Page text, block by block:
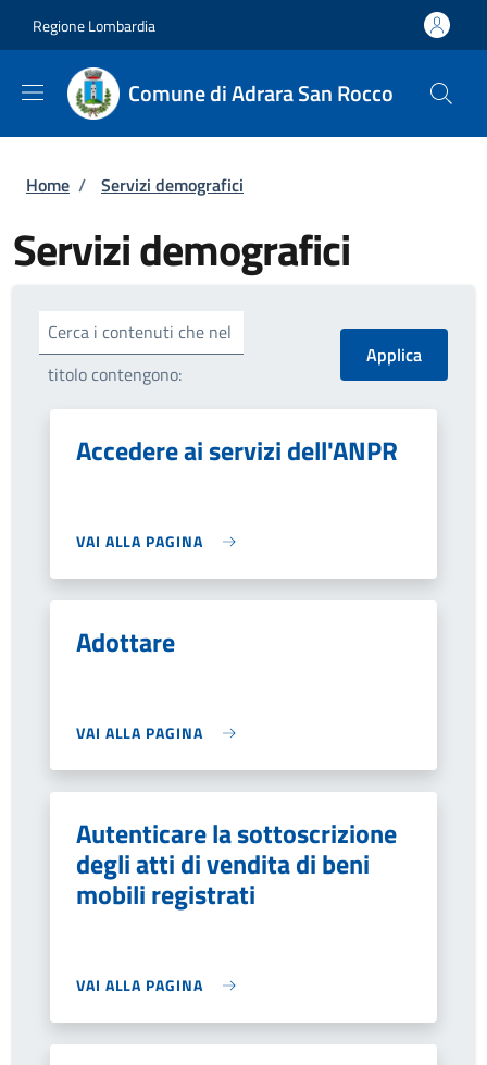
Regione Lombardia
Comune di Adrara San Rocco
Briciole di pane
Home / Servizi demografici
Servizi demografici
Cerca i contenuti che nel
titolo contengono:
Accedere ai servizi dell'ANPR
VAI ALLA PAGINA
Adottare
VAI ALLA PAGINA
Autenticare la sottoscrizione
degli atti di vendita di beni
mobili registrati
VAI ALLA PAGINA